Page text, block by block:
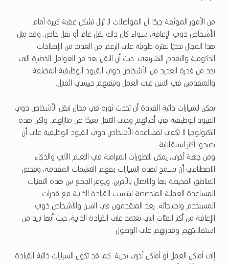
من الأمور الموثقة جيدًا أن المواصلات لا تزال تشكل عقبة كبيرة أمام
الأشخاص ذوي الإعاقة، سواء كان ذلك نقل عام أو نقل خاص. وقد مثل
هذا المجال تحديًا لفترة طويلة على الرغم من العديد من الإصلاحات
الحكومية والتقدم التشريعي. حيث أن النقل يعد من العوامل الخطيرة التي
تحد من قدرة العديد من الأشخاص ذوي القيود الوظيفية المختلفة
والمتقدمين في السن على العمل وتبقيهم حبيسي المنزل.
يمكن للسيارات ذاتية القيادة أن تحدث ثورة في مجال تنقل الأشخاص ذوي
القيود الوظيفية في أحيائهم وحتى التنقل بعيدًا عن منازلهم. ولكن هذه
التكنولوجيا لا تكفي لمساعدة الأشخاص ذوي القيود الوظيفية على أن
يصبحوا أكثر استقلالية.
ومن جهة أخرى، يمكن للتطورات المتزامنة في التعلم الآلي والذكاء
الاصطناعي أن تسمح لهذه السيارات بفهم التعليمات المقدمة، وفحص
المناطق المحيطة بها والاتصال بالآخرين. ويوفر الجمع بين هذه التقنيات
المساعدة العملية المتخصصة لتتناسب القيادة الذاتية مع قدرات
المستخدم واحتياجاته. يعد المتقدمون في السن والأشخاص ذوي
الإعاقة من أكثر الفئات التي تعتمد على القيادة الذاتية، حيث أنها تزيد من
استقلاليتهم وقدرتهم على الوصول
إلى أماكن العمل أو أماكن أخرى بحرية. كما قد تكون السيارات ذاتية القيادة